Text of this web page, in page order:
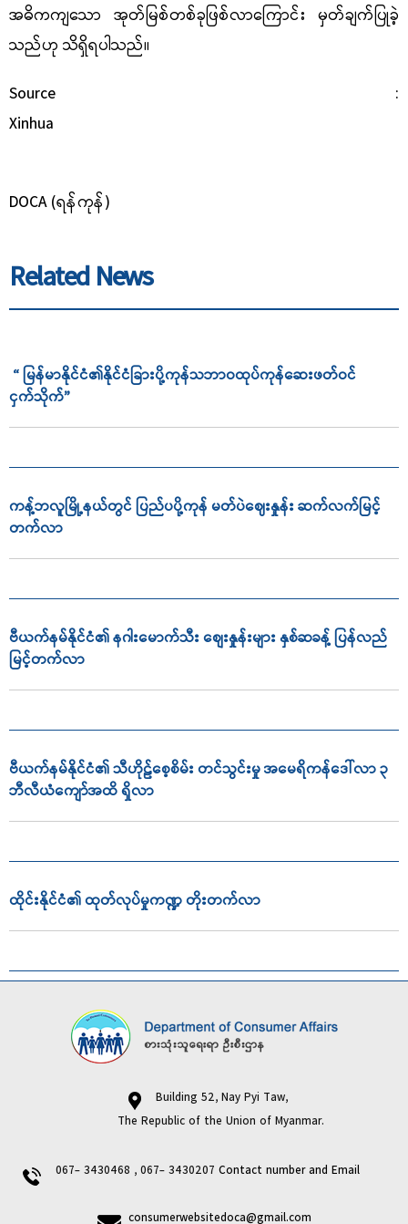
အဓိကကျသော အုတ်မြစ်တစ်ခုဖြစ်လာကြောင်း မှတ်ချက်ပြုခဲ့
သည်ဟု သိရှိရပါသည်။
Source :
Xinhua
DOCA (ရန်ကုန်)
Related News
“ မြန်မာနိုင်ငံ၏နိုင်ငံခြားပို့ကုန်သဘာဝထုပ်ကုန်ဆေးဖတ်ဝင်
ငှက်သိုက်”
ကန့်ဘလူမြို့နယ်တွင် ပြည်ပပို့ကုန် မတ်ပဲဈေးနှုန်း ဆက်လက်မြင့်
တက်လာ
ဗီယက်နမ်နိုင်ငံ၏ နဂါးမောက်သီး စျေးနှုန်းများ နှစ်ဆခန့် ပြန်လည်
မြင့်တက်လာ
ဗီယက်နမ်နိုင်ငံ၏ သီဟိုဠ်စေ့စိမ်း တင်သွင်းမှု အမေရိကန်ဒေါ်လာ ၃
ဘီလီယံကျော်အထိ ရှိလာ
ထိုင်းနိုင်ငံ၏ ထုတ်လုပ်မှုကဏ္ဍ တိုးတက်လာ
Building 52, Nay Pyi Taw,
The Republic of the Union of Myanmar.
067- 3430468 , 067- 3430207 Contact number and Email
consumerwebsitedoca@gmail.com